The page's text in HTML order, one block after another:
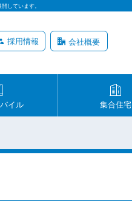
しています。
採用情報 会社概要
イル 集合住宅